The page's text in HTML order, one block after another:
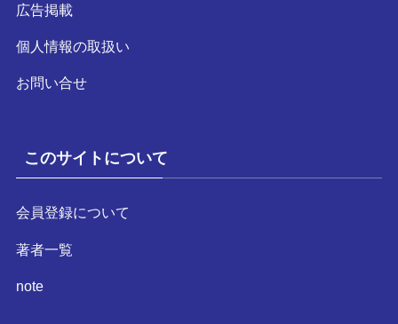
広告掲載
個人情報の取扱い
お問い合せ
このサイトについて
会員登録について
著者一覧
note